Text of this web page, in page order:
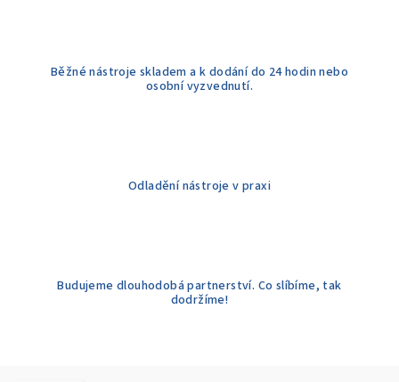
Běžné nástroje skladem a k dodání do 24 hodin nebo
osobní vyzvednutí.
Odladění nástroje v praxi
Budujeme dlouhodobá partnerství. Co slíbíme, tak
dodržíme!